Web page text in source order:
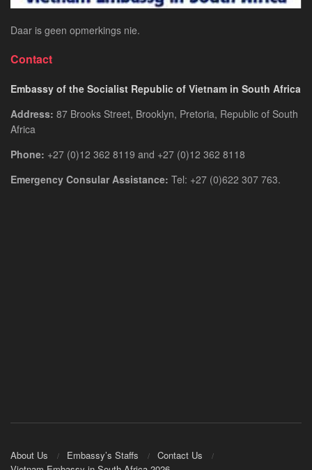
Daar is geen opmerkings nie.
Contact
Embassy of the Socialist Republic of Vietnam in South Africa
Address: 87 Brooks Street, Brooklyn, Pretoria, Republic of South
Africa
Phone: +27 (0)12 362 8119 and +27 (0)12 362 8118
Emergency Consular Assistance: Tel: +27 (0)622 307 763.
About Us Embassy’s Staffs
Contact Us